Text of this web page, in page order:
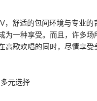
，舒适的包间环境与专业的
为一种享受。而且，许多场
高歌欢唱的同时，尽情享受
元选择